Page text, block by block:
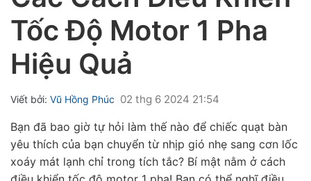
Tốc Độ Motor 1 Pha
Hiệu Quả
Viết bởi: Vũ Hồng Phúc 02 thg 6 2024 21:54
Bạn đã bao giờ tự hỏi làm thế nào để chiếc quạt bàn
yêu thích của bạn chuyển từ nhịp gió nhẹ sang cơn lốc
xoáy mát lạnh chỉ trong tích tắc? Bí mật nằm ở cách